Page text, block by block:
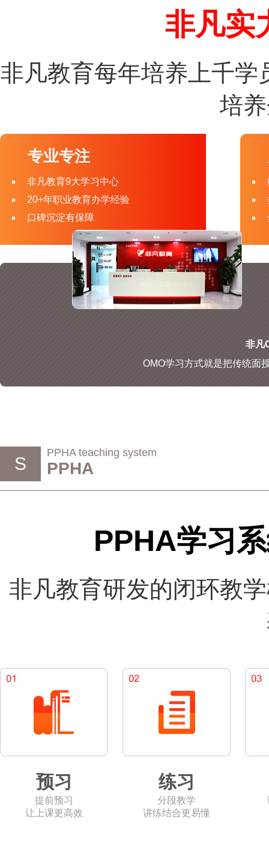
非凡实
非凡教育每年培养上千
培
专业专注
非凡教育9大学习中心
20+年职业教育办学经验
口碑沉淀有保障
非凡
OMO学习方式就是把传统面
S
PPHA teaching system
PPHA
PPHA学习
非凡教育研发的闭环教
预习
提前预习
让上课更高效
练习
分段教学
讲练结合更易懂